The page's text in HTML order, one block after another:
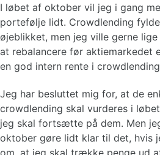
I løbet af oktober vil jeg i gang
portefølje lidt. Crowdlending
øjeblikket, men jeg ville gerne
at rebalancere før aktiemarkedet
en god intern rente i
Jeg har besluttet mig for, at de
crowdlending skal vurderes i
jeg skal fortsætte på dem. Men
oktober gøre lidt klar til det, hvis
om, at jeg skal trække penge ud